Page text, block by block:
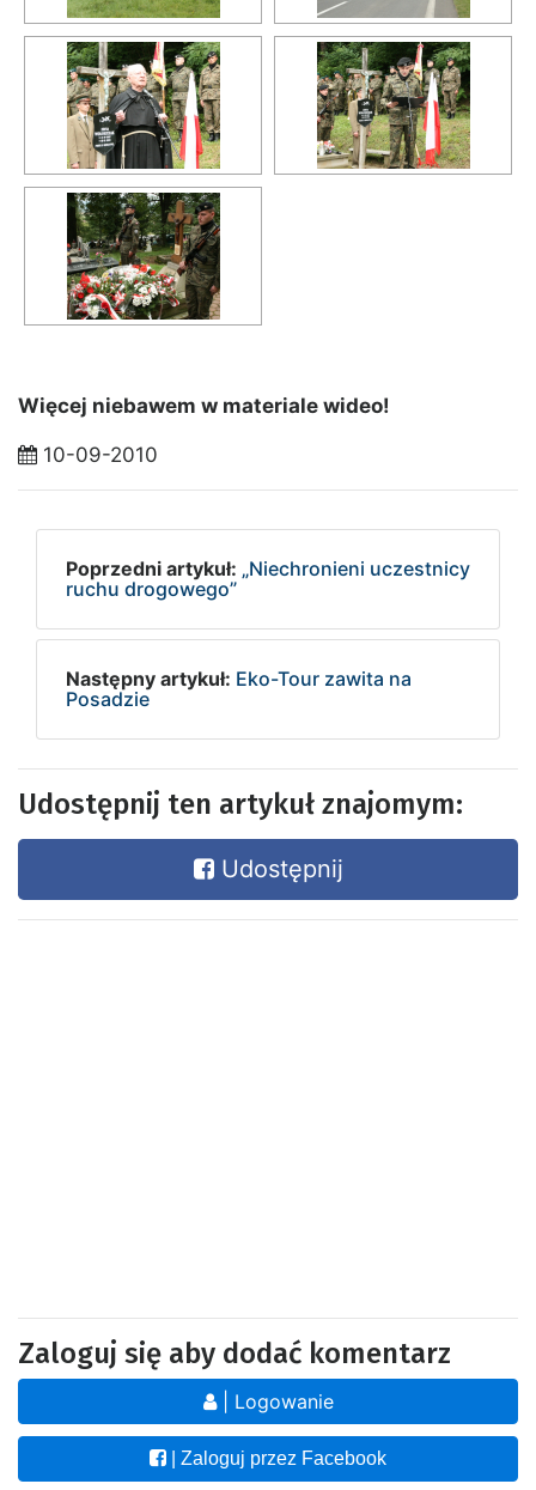
Więcej niebawem w materiale wideo!
10-09-2010
Poprzedni artykuł: „Niechronieni uczestnicy
ruchu drogowego”
Następny artykuł: Eko-Tour zawita na
Posadzie
Udostępnij ten artykuł znajomym:
Udostępnij
Zaloguj się aby dodać komentarz
| Logowanie
| Zaloguj przez Facebook